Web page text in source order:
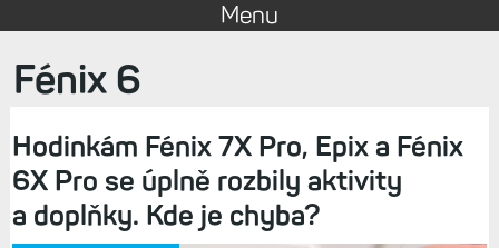
Menu
Fénix 6
Hodinkám Fénix 7X Pro, Epix a Fénix
6X Pro se úplně rozbily aktivity
a doplňky. Kde je chyba?